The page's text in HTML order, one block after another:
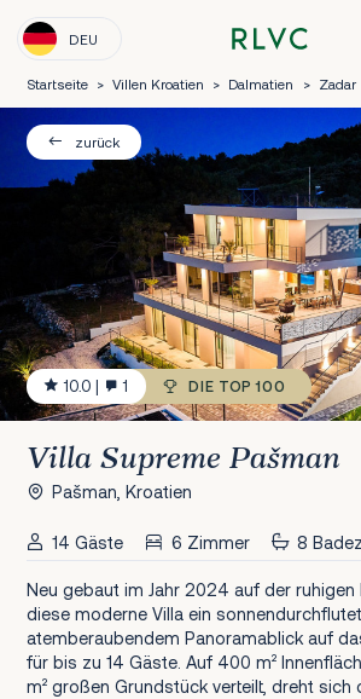
DEU
Startseite > Villen Kroatien > Dalmatien > Zadar
zurück
10.0 | 1 DIE TOP 100
Villa Supreme Pašman
Pašman, Kroatien
14 Gäste 6 Zimmer 8
Neu gebaut im Jahr 2024 auf der ruhigen
diese moderne Villa ein
atemberaubendem Panoramablick auf
für bis zu 14 Gäste. Auf 400 m²
m² großen Grundstück verteilt, dreht sich